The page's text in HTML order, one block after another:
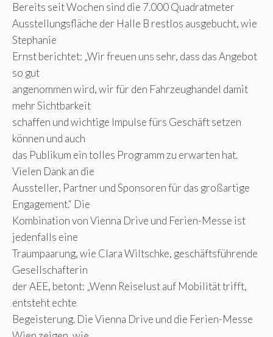
Bereits seit Wochen sind die 7.000 Quadratmeter
Ausstellungsfläche der Halle B restlos ausgebucht, wie
Stephanie
Ernst berichtet: „Wir freuen uns sehr, dass das Angebot
so gut
angenommen wird, wir für den Fahrzeughandel damit
mehr Sichtbarkeit
schaffen und wichtige Impulse fürs Geschäft setzen
können und auch
das Publikum ein tolles Programm zu erwarten hat.
Vielen Dank an die
Aussteller, Partner und Sponsoren für das großartige
Engagement.“ Die
Kombination von Vienna Drive und Ferien-Messe ist
jedenfalls eine
Traumpaarung, wie Clara Wiltschke, geschäftsführende
Gesellschafterin
der AEE, betont: „Wenn Reiselust auf Mobilität trifft,
entsteht echte
Begeisterung. Die Vienna Drive und die Ferien-Messe